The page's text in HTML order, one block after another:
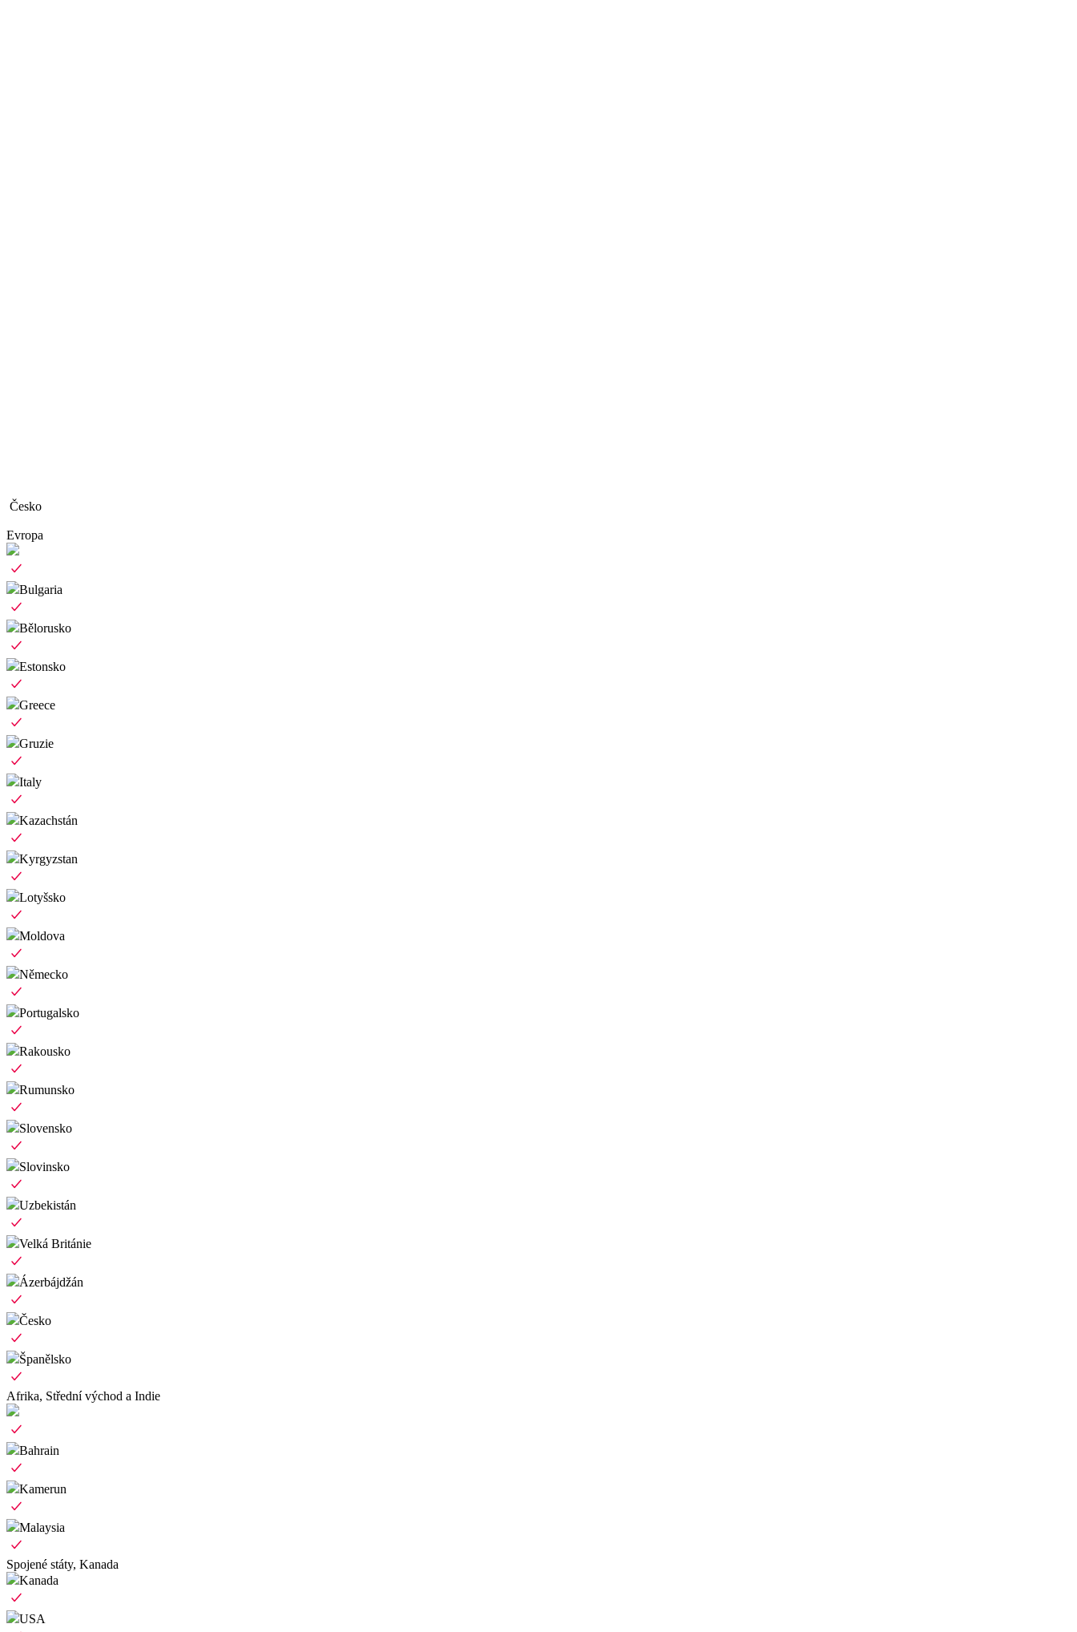
Česko
Evropa
Bulgaria
Bělorusko
Estonsko
Greece
Gruzie
Italy
Kazachstán
Kyrgyzstan
Lotyšsko
Moldova
Německo
Portugalsko
Rakousko
Rumunsko
Slovensko
Slovinsko
Uzbekistán
Velká Británie
Ázerbájdžán
Česko
Španělsko
Afrika, Střední východ a Indie
Bahrain
Kamerun
Malaysia
Spojené státy, Kanada
Kanada
USA